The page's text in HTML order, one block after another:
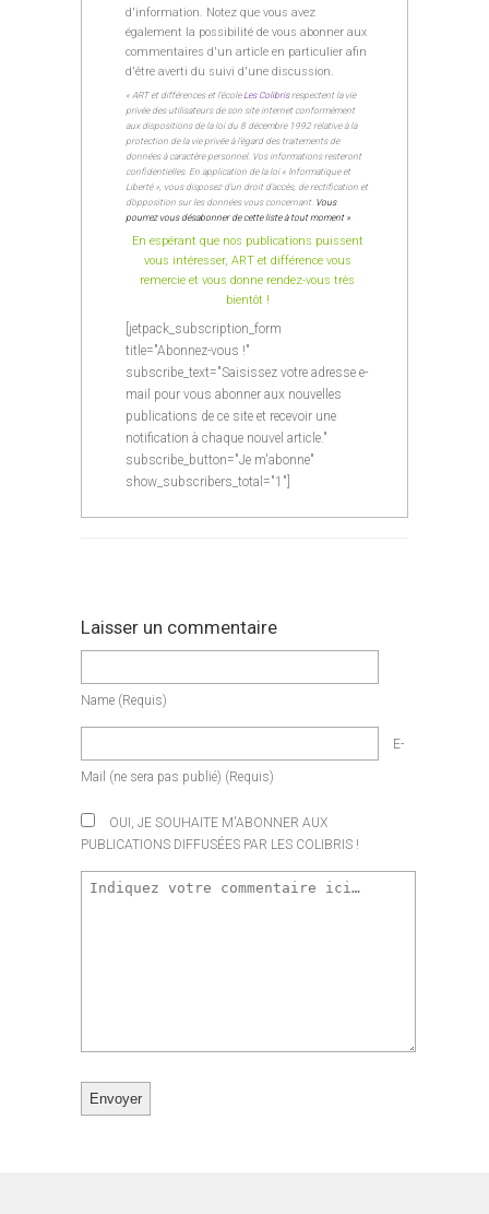
d'information. Notez que vous avez
également la possibilité de vous abonner aux
commentaires d'un article en particulier afin
d'être averti du suivi d'une discussion.
« ART et différences et l’école Les Colibrisrespectent la vie
privée des utilisateurs de son site internet conformément
aux dispositions de la loi du 8 décembre 1992 relative à la
protection de la vie privée à l’égard des traitements de
données à caractère personnel. Vos informations resteront
confidentielles. En application de la loi « Informatique et
Liberté », vous disposez d’un droit d’accès, de rectification et
d’opposition sur les données vous concernant. Vous
pourrez vous désabonner de cette liste à tout moment »
En espérant que nos publications puissent
vous intéresser, ART et différence vous
remercie et vous donne rendez-vous très
bientôt !
[jetpack_subscription_form
title="Abonnez-vous !"
subscribe_text="Saisissez votre adresse e-
mail pour vous abonner aux nouvelles
publications de ce site et recevoir une
notification à chaque nouvel article."
subscribe_button="Je m'abonne"
show_subscribers_total="1"]
Laisser un commentaire
Name (requis)
E-
Mail (ne sera pas publié) (requis)
OUI, JE SOUHAITE M'ABONNER AUX
PUBLICATIONS DIFFUSÉES PAR LES COLIBRIS !